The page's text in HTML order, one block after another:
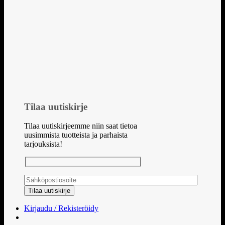
Tilaa uutiskirje
Tilaa uutiskirjeemme niin saat tietoa
uusimmista tuotteista ja parhaista
tarjouksista!
Kirjaudu / Rekisteröidy